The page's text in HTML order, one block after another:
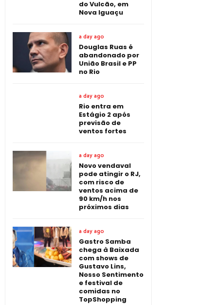
do Vulcão, em
Nova Iguaçu
a day ago
Douglas Ruas é
abandonado por
União Brasil e PP
no Rio
a day ago
Rio entra em
Estágio 2 após
previsão de
ventos fortes
a day ago
Novo vendaval
pode atingir o RJ,
com risco de
ventos acima de
90 km/h nos
próximos dias
a day ago
Gastro Samba
chega à Baixada
com shows de
Gustavo Lins,
Nosso Sentimento
e festival de
comidas no
TopShopping